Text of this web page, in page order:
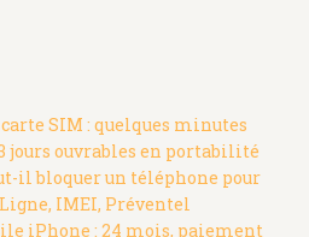
SIM : quelques minutes
jours ouvrables en portabilité
il bloquer un téléphone pour
IMEI, Préventel
iPhone : 24 mois, paiement